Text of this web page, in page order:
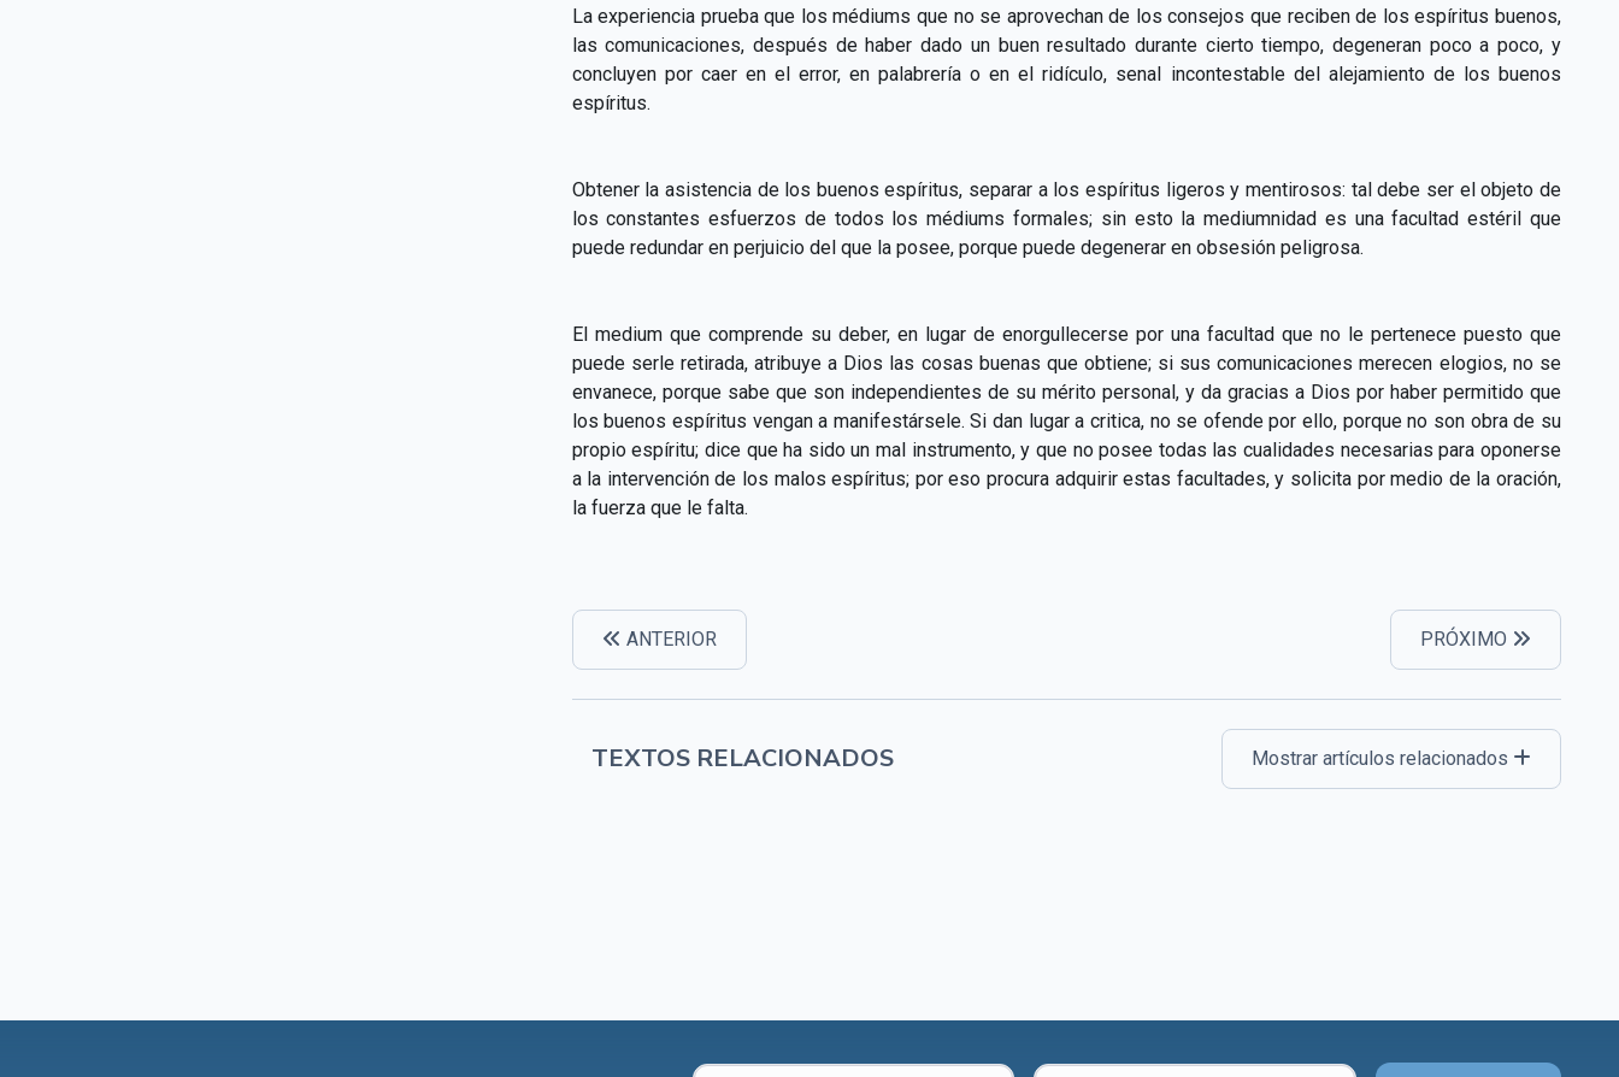
La experiencia prueba que los médiums que no se aprovechan de los consejos que reciben de los espíritus buenos,
las comunicaciones, después de haber dado un buen resultado durante cierto tiempo, degeneran poco a poco, y
concluyen por caer en el error, en palabrería o en el ridículo, senal incontestable del alejamiento de los buenos
espíritus.
Obtener la asistencia de los buenos espíritus, separar a los espíritus ligeros y mentirosos: tal debe ser el objeto de
los constantes esfuerzos de todos los médiums formales; sin esto la mediumnidad es una facultad estéril que
puede redundar en perjuicio del que la posee, porque puede degenerar en obsesión peligrosa.
El medium que comprende su deber, en lugar de enorgullecerse por una facultad que no le pertenece puesto que
puede serle retirada, atribuye a Dios las cosas buenas que obtiene; si sus comunicaciones merecen elogios, no se
envanece, porque sabe que son independientes de su mérito personal, y da gracias a Dios por haber permitido que
los buenos espíritus vengan a manifestársele. Si dan lugar a critica, no se ofende por ello, porque no son obra de su
propio espíritu; dice que ha sido un mal instrumento, y que no posee todas las cualidades necesarias para oponerse
a la intervención de los malos espíritus; por eso procura adquirir estas facultades, y solicita por medio de la oración,
la fuerza que le falta.
ANTERIOR PRÓXIMO
TEXTOS RELACIONADOS Mostrar artículos relacionados